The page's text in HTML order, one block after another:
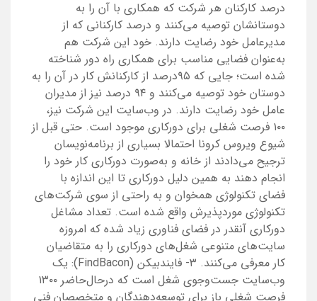
درصد کارکنان هر شرکت که همکاری با آن را به
دوستانشان توصیه می‌کنند و درصد کارکنانی که از
مدیرعامل خود رضایت دارند. خود این شرکت هم
به‌عنوان فضایی مناسب برای همکاری راه دور شناخته
شده است؛ جایی که ۹۵درصد از کارکنانش کار در آن را به
دوستان خود توصیه می‌کنند و ۹۴ درصد نیز از مدیران
عامل خود رضایت دارند. در وب‌سایت این شرکت نیز،
۱۰۰ فرصت شغلی برای دورکاری موجود است. حتی قبل از
شیوع ویروس کرونا احتمالا بسیاری از برنامه‌نویسان
ترجیح می‌دادند از خانه و به‌صورت دورکاری کار خود را
انجام دهند به همین دلیل دورکاری تا این اندازه با
فضای تکنولوژی همخوان و به راحتی از سوی شرکت‌های
تکنولوژی موردپذیرش واقع شده است. تعداد مشاغل
دورکاری آنقدر در فضای فناوری زیاد شده که امروزه
سایت‌های متنوعی شغل‌های دورکاری را به متقاضیان
کار معرفی می‌کنند. ۳- فایندبیکن (FindBacon): یک
وب‌سایت جست‌وجوی شغل است که درحال‌حاضر ۱۳۰۰
فرصت شغلی باز برای توسعه‌دهندگان و متخصصان فنی